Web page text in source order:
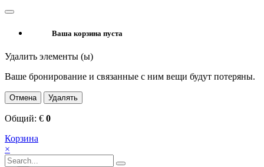
Ваша корзина пуста
Удалить элементы (ы)
Ваше бронирование и связанные с ним вещи будут потеряны.
Отмена Удалять
Общий: € 0
Корзина
×